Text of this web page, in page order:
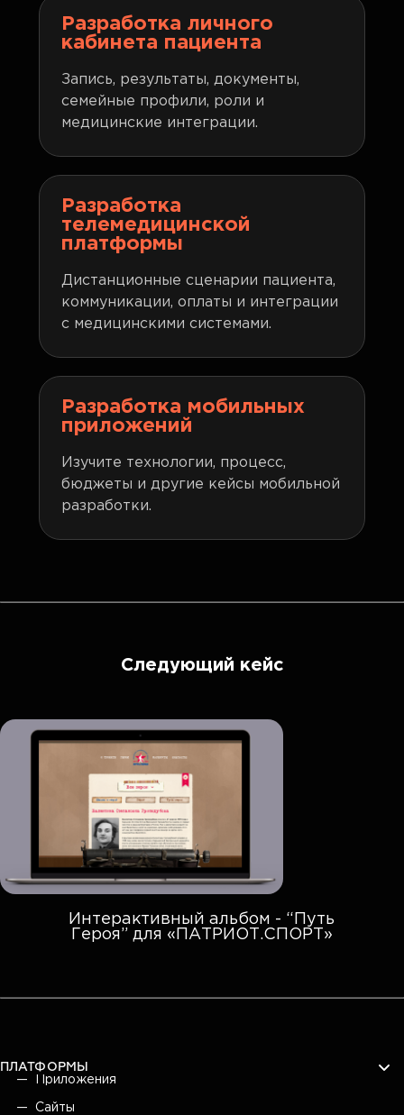
Разработка личного
кабинета пациента
Запись, результаты, документы,
семейные профили, роли и
медицинские интеграции.
Разработка
телемедицинской
платформы
Дистанционные сценарии пациента,
коммуникации, оплаты и интеграции
с медицинскими системами.
Разработка мобильных
приложений
Изучите технологии, процесс,
бюджеты и другие кейсы мобильной
разработки.
Следующий кейс
Интерактивный альбом - “Путь
Героя” для «ПАТРИОТ.СПОРТ»
ПЛАТФОРМЫ
Приложения
Сайты